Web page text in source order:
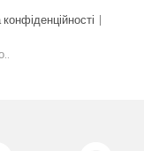
конфіденційності